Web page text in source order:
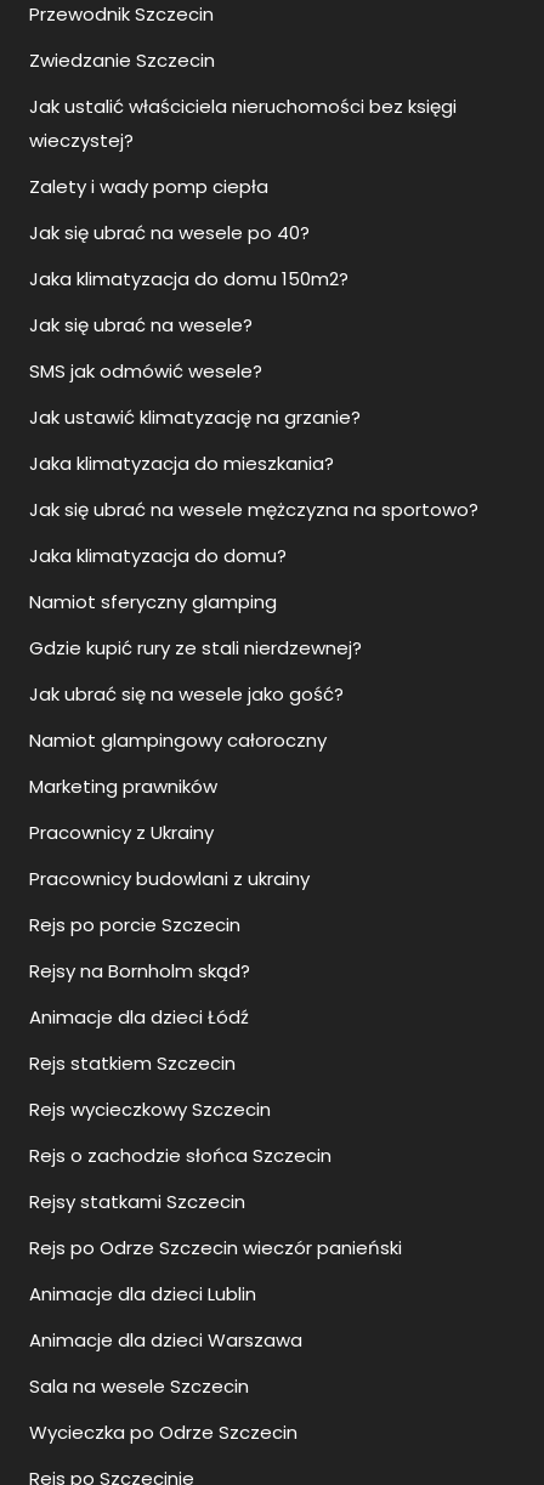
Przewodnik Szczecin
Zwiedzanie Szczecin
Jak ustalić właściciela nieruchomości bez księgi
wieczystej?
Zalety i wady pomp ciepła
Jak się ubrać na wesele po 40?
Jaka klimatyzacja do domu 150m2?
Jak się ubrać na wesele?
SMS jak odmówić wesele?
Jak ustawić klimatyzację na grzanie?
Jaka klimatyzacja do mieszkania?
Jak się ubrać na wesele mężczyzna na sportowo?
Jaka klimatyzacja do domu?
Namiot sferyczny glamping
Gdzie kupić rury ze stali nierdzewnej?
Jak ubrać się na wesele jako gość?
Namiot glampingowy całoroczny
Marketing prawników
Pracownicy z Ukrainy
Pracownicy budowlani z ukrainy
Rejs po porcie Szczecin
Rejsy na Bornholm skąd?
Animacje dla dzieci Łódź
Rejs statkiem Szczecin
Rejs wycieczkowy Szczecin
Rejs o zachodzie słońca Szczecin
Rejsy statkami Szczecin
Rejs po Odrze Szczecin wieczór panieński
Animacje dla dzieci Lublin
Animacje dla dzieci Warszawa
Sala na wesele Szczecin
Wycieczka po Odrze Szczecin
Rejs po Szczecinie